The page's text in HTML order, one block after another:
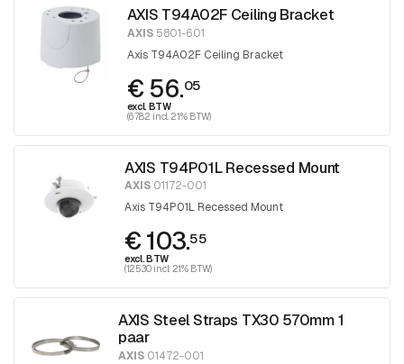
AXIS T94A02F Ceiling Bracket
AXIS5801-601
Axis T94A02F Ceiling Bracket
€ 56.05
excl. BTW
(67.82 incl. 21% BTW)
AXIS T94P01L Recessed Mount
AXIS01172-001
Axis T94P01L Recessed Mount
€ 103.55
excl. BTW
(125.30 incl. 21% BTW)
AXIS Steel Straps TX30 570mm 1
paar
AXIS 01472-001